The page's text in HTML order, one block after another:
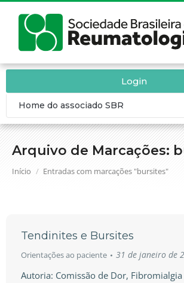
Arquivo de Marcações:
Você está aqui:
Início Entradas com marcações "bursites"
Login
Home do associado SBR
Tendinites e Bursites
Orientações ao paciente 31 de janeiro de
Autoria: Comissão de Dor,